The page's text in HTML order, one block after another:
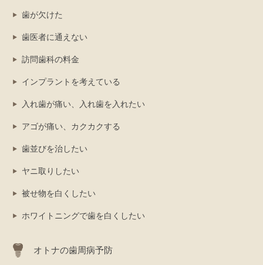
歯が欠けた
歯医者に通えない
訪問歯科の料金
インプラントを考えている
入れ歯が痛い、入れ歯を入れたい
アゴが痛い、カクカクする
歯並びを治したい
ヤニ取りしたい
被せ物を白くしたい
ホワイトニングで歯を白くしたい
オトナの歯周病予防